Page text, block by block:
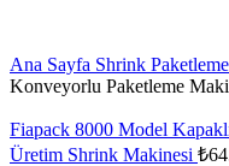
Ana Sayfa Shrink
Konveyorlu Paketleme
Fiapack 8000 Model
Üretim Shrink Makinesi ₺